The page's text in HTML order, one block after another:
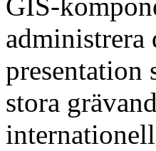
administrera
presentation
stora